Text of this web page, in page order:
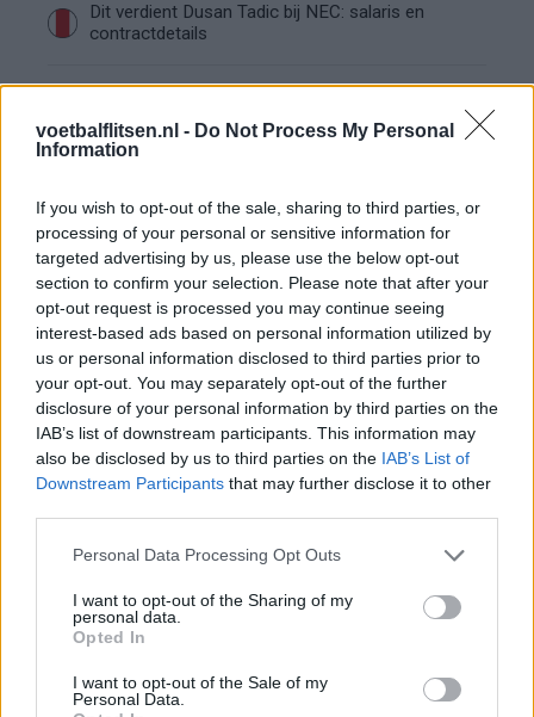
voetbalflitsen.nl - Do Not Process My Personal
Information
If you wish to opt-out of the sale, sharing to third parties, or
processing of your personal or sensitive information for
targeted advertising by us, please use the below opt-out
section to confirm your selection. Please note that after your
opt-out request is processed you may continue seeing
interest-based ads based on personal information utilized by
us or personal information disclosed to third parties prior to
your opt-out. You may separately opt-out of the further
disclosure of your personal information by third parties on the
IAB’s list of downstream participants. This information may
also be disclosed by us to third parties on the IAB’s List of
Downstream Participants that may further disclose it to other
Personal Data Processing Opt Outs
I want to opt-out of the Sharing of my
personal data.
Opted In
I want to opt-out of the Sale of my
Personal Data.
Dit verdient Dusan Tadic bij NEC: salaris en
contractdetails
koopoptie van 22 miljoen
sokken na blunder met tenues
Hakim Ziyech verhuurt opnieuw luxe
appartement op Amsterdamse Zuidas
Marcos Leonardo laat eerste indruk achter bij
Ajax: 'Hier gaan fans van genieten'
Resterend oefenprogramma Ajax: waar zijn de
duels te zien
Ajax groeit onder Míchel, maar transfermarkt
Ajax-talent Mohamed Abdalla schrijft Europese
geschiedenis
Shane Kluivert krijgt kans van Flick en begint in
de basis bij FC Barcelona